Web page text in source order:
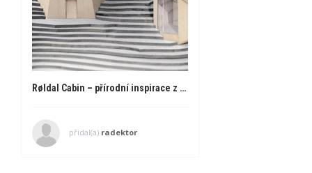
Røldal Cabin – přírodní inspirace z Norska
přidal(a) radektor